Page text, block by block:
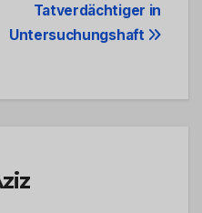
Tatverdächtiger in
Untersuchungshaft